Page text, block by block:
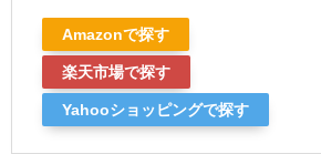
Amazonで探す
楽天市場で探す
Yahooショッピングで探す